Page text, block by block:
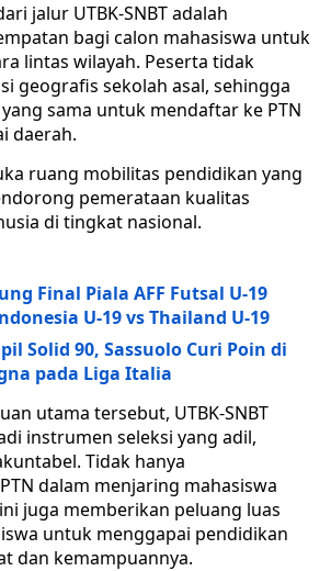
jalur UTBK-SNBT adalah
bagi calon mahasiswa untuk
lintas wilayah. Peserta tidak
geografis sekolah asal, sehingga
sama untuk mendaftar ke PTN
daerah.
ruang mobilitas pendidikan yang
pemerataan kualitas
di tingkat nasional.
Final Piala AFF Futsal U-19
U-19 vs Thailand U-19
Solid 90, Sassuolo Curi Poin di
pada Liga Italia
utama tersebut, UTBK-SNBT
instrumen seleksi yang adil,
Tidak hanya
dalam menjaring mahasiswa
juga memberikan peluang luas
untuk menggapai pendidikan
dan kemampuannya.